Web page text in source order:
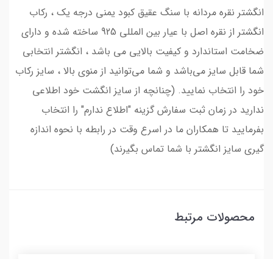
انگشتر نقره مردانه با سنگ عقیق کبود یمنی درجه یک ، رکاب
انگشتر از نقره اصل با عیار بین المللی 925 ساخته شده و دارای
ضخامت استاندارد و کیفیت بالایی می‌ باشد ، انگشتر انتخابی
شما قابل سایز می‌باشد و شما می‌توانید از منوی بالا ، سایز رکاب
خود را انتخاب نمایید. (چنانچه از سایز انگشت خود اطلاعی
ندارید در زمان ثبت سفارش گزینه "اطلاع ندارم" را انتخاب
بفرمایید تا همکاران ما در اسرع وقت در رابطه با نحوه اندازه
گیری سایز انگشتر با شما تماس بگیرند)
محصولات مرتبط